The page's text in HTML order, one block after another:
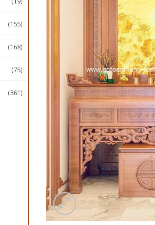
(155)
(168)
(75)
(361)